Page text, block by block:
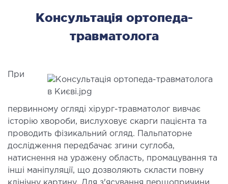
хірургія
опорно-рухового апарату
(травматологічний пункт)
оперативних втручань
ТА ЕКСТРАКЦІЙНА
Консультація ортопеда-
травматолога
При
первинному огляді хірург-травматолог вивчає
історію хвороби, вислуховує скарги пацієнта та
проводить фізикальний огляд. Пальпаторне
дослідження передбачає згини суглоба,
натиснення на уражену область, промацування та
інші маніпуляції, що дозволяють скласти повну